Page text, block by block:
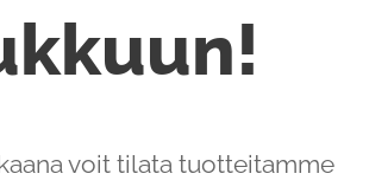
voit tilata tuotteitamme